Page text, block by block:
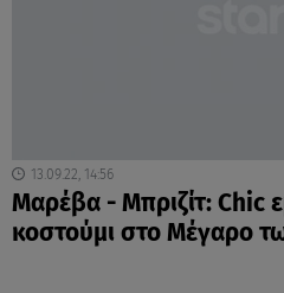
13.09.22, 14:56
Μαρέβα - Μπριζίτ: Chic
κοστούμι στο Μέγαρο